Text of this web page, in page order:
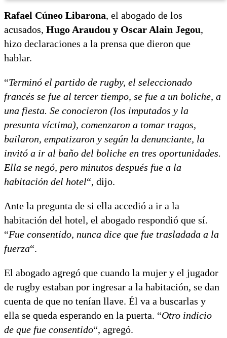
Rafael Cúneo Libarona, el abogado de los
acusados, Hugo Araudou y Oscar Alain Jegou,
hizo declaraciones a la prensa que dieron que
hablar.
“Terminó el partido de rugby, el seleccionado
francés se fue al tercer tiempo, se fue a un boliche, a
una fiesta. Se conocieron (los imputados y la
presunta víctima), comenzaron a tomar tragos,
bailaron, empatizaron y según la denunciante, la
invitó a ir al baño del boliche en tres oportunidades.
Ella se negó, pero minutos después fue a la
habitación del hotel“, dijo.
Ante la pregunta de si ella accedió a ir a la
habitación del hotel, el abogado respondió que sí.
“Fue consentido, nunca dice que fue trasladada a la
fuerza“.
El abogado agregó que cuando la mujer y el jugador
de rugby estaban por ingresar a la habitación, se dan
cuenta de que no tenían llave. Él va a buscarlas y
ella se queda esperando en la puerta. “Otro indicio
de que fue consentido“, agregó.